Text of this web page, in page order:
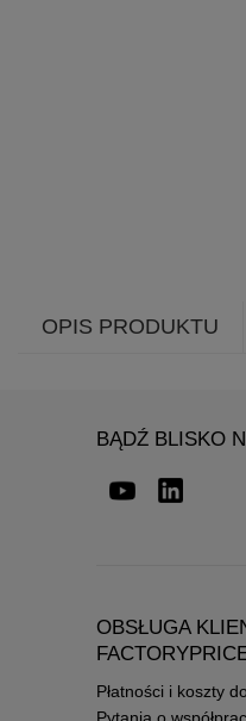
OPIS PRODUKTU
BĄDŹ BLISKO
OBSŁUGA
Płatności i koszty